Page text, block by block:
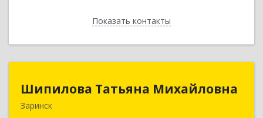
Показать контакты
Назад
Шипилова Татьяна Михайловна
Заринск
Шипилова Татьяна Михайловна